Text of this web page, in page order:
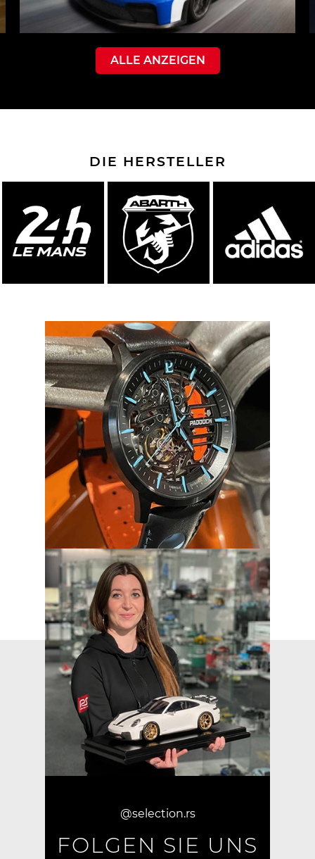
ALLE ANZEIGEN
DIE HERSTELLER
@selection.rs
FOLGEN SIE UNS